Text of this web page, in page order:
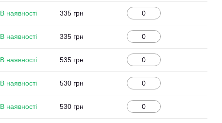
В наявності 335 грн
В наявності 335 грн
В наявності 535 грн
В наявності 530 грн
В наявності 530 грн